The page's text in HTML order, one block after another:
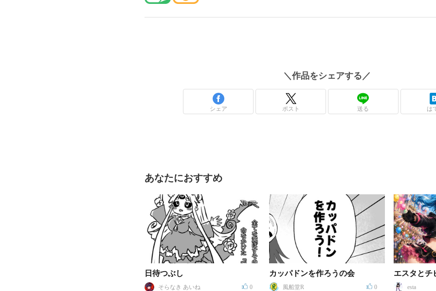
＼ 作品をシェアする／
シェア ポスト 送る は
あなたにおすすめ
日待つぶし
そらなき あいね 0
カッパドンを作ろうの会
風船堂R 0
エスタとチ
esta